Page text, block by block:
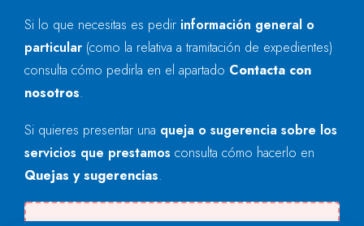
Si lo que necesitas es pedir información general o
particular (como la relativa a tramitación de expedientes)
consulta cómo pedirla en el apartado Contacta con
nosotros.
Si quieres presentar una queja o sugerencia sobre los
servicios que prestamos consulta cómo hacerlo en
Quejas y sugerencias.